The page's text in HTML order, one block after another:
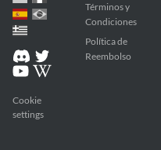
Cookie
settings
Términos y
Condiciones
Política de
Reembolso